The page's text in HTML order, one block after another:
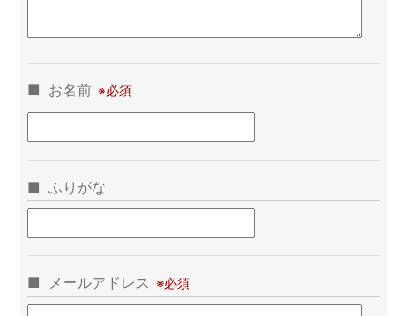
お名前
ふりがな
メールアドレス